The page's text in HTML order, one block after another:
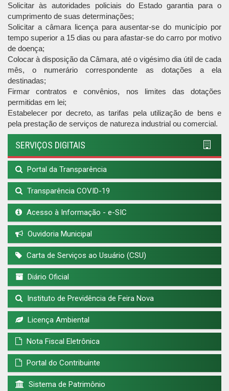
Solicitar às autoridades policiais do Estado garantia para o
cumprimento de suas determinações;
Solicitar a câmara licença para ausentar-se do município por
tempo superior a 15 dias ou para afastar-se do carro por motivo
de doença;
Colocar à disposição da Câmara, até o vigésimo dia útil de cada
mês, o numerário correspondente as dotações a ela
destinadas;
Firmar contratos e convênios, nos limites das dotações
permitidas em lei;
Estabelecer por decreto, as tarifas pela utilização de bens e
pela prestação de serviços de natureza industrial ou comercial.
SERVIÇOS DIGITAIS
Portal da Transparência
Transparência COVID-19
Acesso à Informação - e-SIC
Ouvidoria Municipal
Carta de Serviços ao Usuário (CSU)
Diário Oficial
Instituto de Previdência de Feira Nova
Licença Ambiental
Nota Fiscal Eletrônica
Portal do Contribuinte
Sistema de Patrimônio